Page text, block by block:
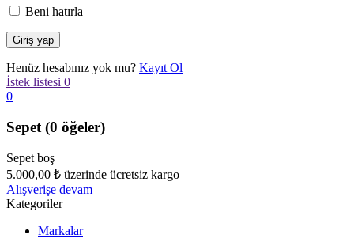
Beni hatırla
Henüz hesabınız yok mu? Kayıt Ol
İstek listesi 0
0
Sepet (0 öğeler)
Sepet boş
5.000,00 ₺ üzerinde ücretsiz kargo
Alışverişe devam
Kategoriler
Markalar